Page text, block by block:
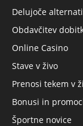
Delujoče
Obdavčitev
Online Casino
Stave v živo
Prenosi tekem v
Bonusi in
Športne novice